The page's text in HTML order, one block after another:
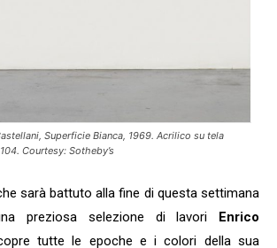
Superficie Bianca, 1969. Acrilico su tela
Courtesy: Sotheby’s
sarà battuto alla fine di questa settimana
preziosa selezione di lavori Enrico
tutte le epoche e i colori della sua